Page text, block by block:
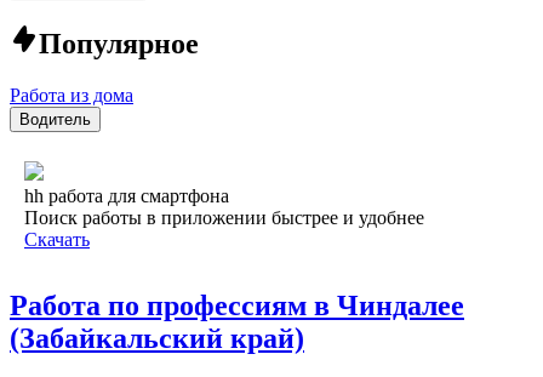
Популярное
Работа из дома
Водитель
hh работа для смартфона
Поиск работы в приложении быстрее и удобнее
Скачать
Работа по профессиям в Чиндалее
(Забайкальский край)